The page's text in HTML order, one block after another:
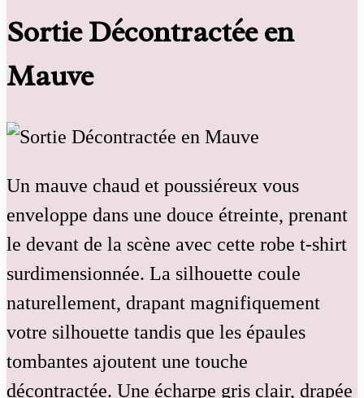
Sortie Décontractée en
Mauve
Un mauve chaud et poussiéreux vous
enveloppe dans une douce étreinte, prenant
le devant de la scène avec cette robe t-shirt
surdimensionnée. La silhouette coule
naturellement, drapant magnifiquement
votre silhouette tandis que les épaules
tombantes ajoutent une touche
décontractée. Une écharpe gris clair, drapée